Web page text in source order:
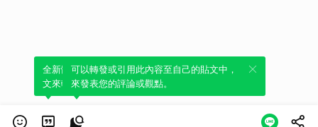
全新體驗！一鍵引用此內容，透過發布貼
文來輕鬆表達個人立場。
可以轉發或引用此內容至自己的貼文中，
來發表您的評論或觀點。